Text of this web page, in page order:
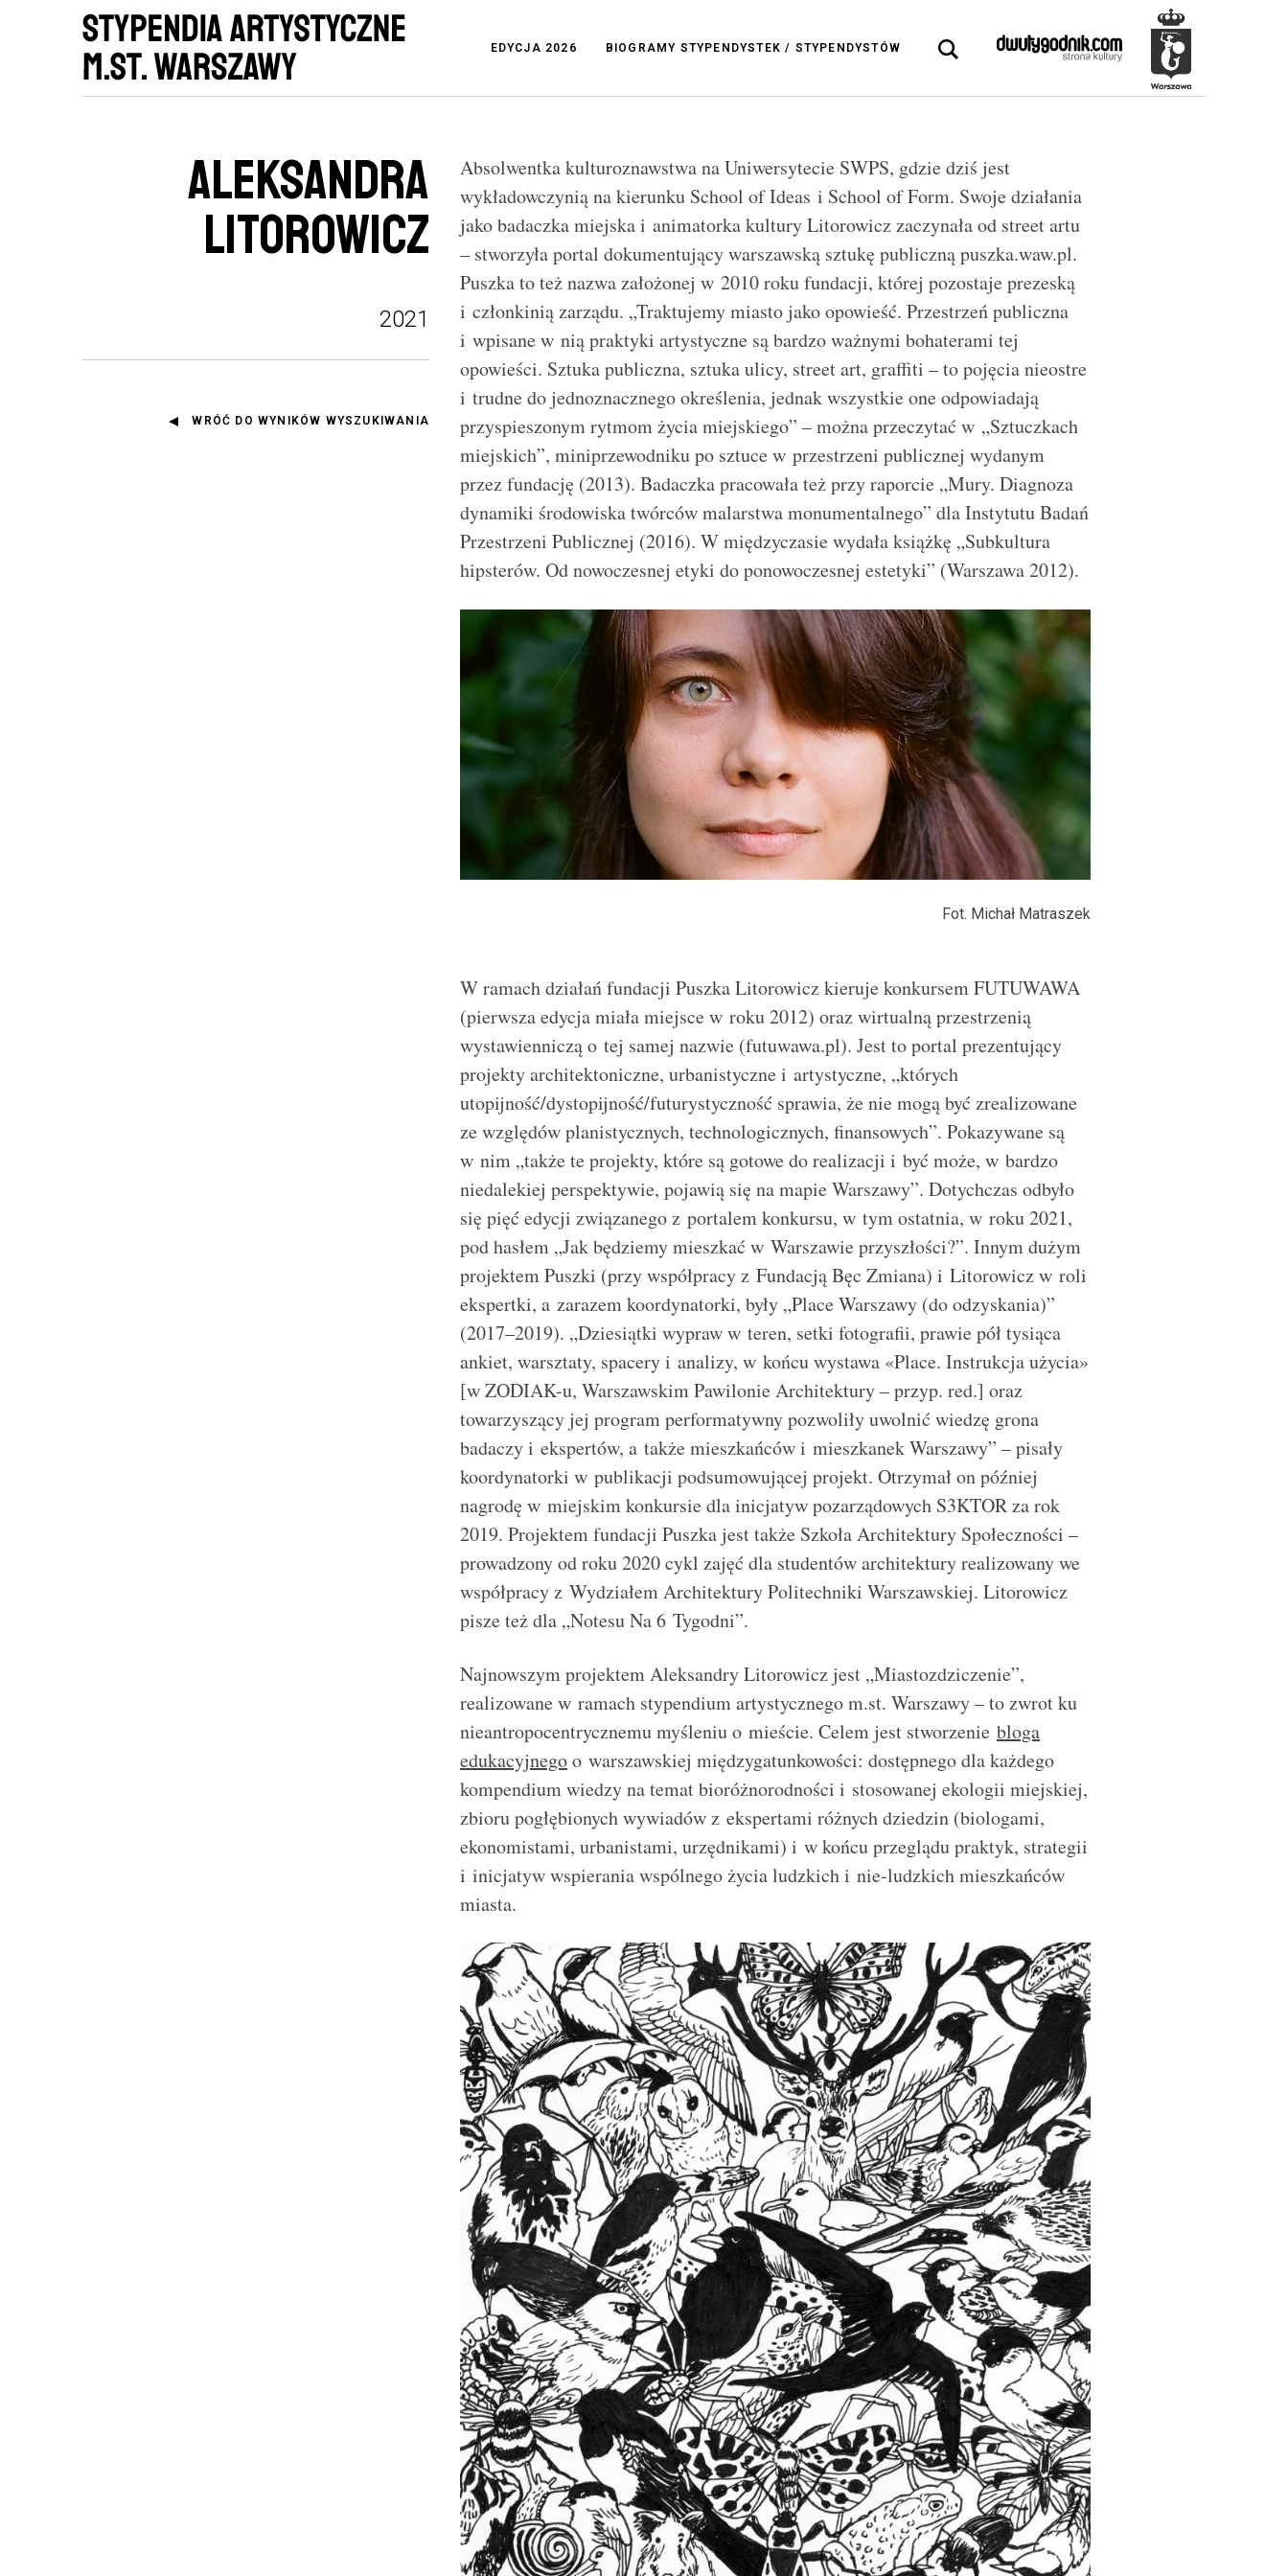
EDYCJA 2026 BIOGRAMY STYPENDYSTEK / STYPENDYSTÓW
ALEKSANDRA
LITOROWICZ
2021
WRÓĆ DO WYNIKÓW WYSZUKIWANIA
Absolwentka kulturoznawstwa na Uniwersytecie SWPS, gdzie dziś jest
wykładowczynią na kierunku School of Ideas i School of Form. Swoje działania
jako badaczka miejska i animatorka kultury Litorowicz zaczynała od street artu
– stworzyła portal dokumentujący warszawską sztukę publiczną puszka.waw.pl.
Puszka to też nazwa założonej w 2010 roku fundacji, której pozostaje prezeską
i członkinią zarządu. „Traktujemy miasto jako opowieść. Przestrzeń publiczna
i wpisane w nią praktyki artystyczne są bardzo ważnymi bohaterami tej
opowieści. Sztuka publiczna, sztuka ulicy, street art, graffiti – to pojęcia nieostre
i trudne do jednoznacznego określenia, jednak wszystkie one odpowiadają
przyspieszonym rytmom życia miejskiego” – można przeczytać w „Sztuczkach
miejskich”, miniprzewodniku po sztuce w przestrzeni publicznej wydanym
przez fundację (2013). Badaczka pracowała też przy raporcie „Mury. Diagnoza
dynamiki środowiska twórców malarstwa monumentalnego” dla Instytutu Badań
Przestrzeni Publicznej (2016). W międzyczasie wydała książkę „Subkultura
hipsterów. Od nowoczesnej etyki do ponowoczesnej estetyki” (Warszawa 2012).
Fot. Michał Matraszek
W ramach działań fundacji Puszka Litorowicz kieruje konkursem FUTUWAWA
(pierwsza edycja miała miejsce w roku 2012) oraz wirtualną przestrzenią
wystawienniczą o tej samej nazwie (futuwawa.pl). Jest to portal prezentujący
projekty architektoniczne, urbanistyczne i artystyczne, „których
utopijność/dystopijność/futurystyczność sprawia, że nie mogą być zrealizowane
ze względów planistycznych, technologicznych, finansowych”. Pokazywane są
w nim „także te projekty, które są gotowe do realizacji i być może, w bardzo
niedalekiej perspektywie, pojawią się na mapie Warszawy”. Dotychczas odbyło
się pięć edycji związanego z portalem konkursu, w tym ostatnia, w roku 2021,
pod hasłem „Jak będziemy mieszkać w Warszawie przyszłości?”. Innym dużym
projektem Puszki (przy współpracy z Fundacją Bęc Zmiana) i Litorowicz w roli
ekspertki, a zarazem koordynatorki, były „Place Warszawy (do odzyskania)”
(2017–2019). „Dziesiątki wypraw w teren, setki fotografii, prawie pół tysiąca
ankiet, warsztaty, spacery i analizy, w końcu wystawa «Place. Instrukcja użycia»
[w ZODIAK-u, Warszawskim Pawilonie Architektury – przyp. red.] oraz
towarzyszący jej program performatywny pozwoliły uwolnić wiedzę grona
badaczy i ekspertów, a także mieszkańców i mieszkanek Warszawy” – pisały
koordynatorki w publikacji podsumowującej projekt. Otrzymał on później
nagrodę w miejskim konkursie dla inicjatyw pozarządowych S3KTOR za rok
2019. Projektem fundacji Puszka jest także Szkoła Architektury Społeczności –
prowadzony od roku 2020 cykl zajęć dla studentów architektury realizowany we
współpracy z Wydziałem Architektury Politechniki Warszawskiej. Litorowicz
pisze też dla „Notesu Na 6 Tygodni”.
Najnowszym projektem Aleksandry Litorowicz jest „Miastozdziczenie”,
realizowane w ramach stypendium artystycznego m.st. Warszawy – to zwrot ku
nieantropocentrycznemu myśleniu o mieście. Celem jest stworzenie bloga
edukacyjnegoo warszawskiej międzygatunkowości: dostępnego dla każdego
kompendium wiedzy na temat bioróżnorodności i stosowanej ekologii miejskiej,
zbioru pogłębionych wywiadów z ekspertami różnych dziedzin (biologami,
ekonomistami, urbanistami, urzędnikami) i w końcu przeglądu praktyk, strategii
i inicjatyw wspierania wspólnego życia ludzkich i nie-ludzkich mieszkańców
miasta.